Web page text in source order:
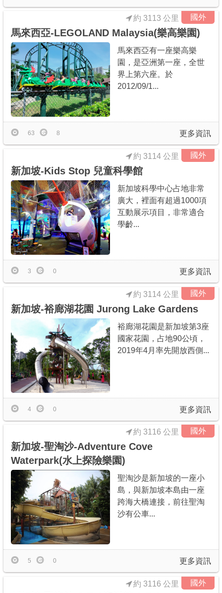
國外
約 3113 公里
馬來西亞-LEGOLAND Malaysia(樂高樂園)
馬來西亞有一座樂高樂
園，是亞洲第一座，全世
界上第六座。於
2012/09/1...
更多資訊
63 8
國外
約 3114 公里
新加坡-Kids Stop 兒童科學館
新加坡科學中心占地非常
廣大，裡面有超過1000項
互動展示項目，非常適合
學齡...
更多資訊
3 0
國外
約 3114 公里
新加坡-裕廊湖花園 Jurong Lake Gardens
裕廊湖花園是新加坡第3座
國家花園，占地90公頃，
2019年4月率先開放西側...
更多資訊
4 0
國外
約 3116 公里
新加坡-聖淘沙-Adventure Cove
Waterpark(水上探險樂園)
聖淘沙是新加坡的一座小
島，與新加坡本島由一座
跨海大橋連接，前往聖淘
沙有公車...
更多資訊
5 0
國外
約 3116 公里